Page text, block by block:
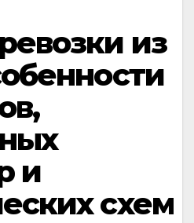
из
и
схем